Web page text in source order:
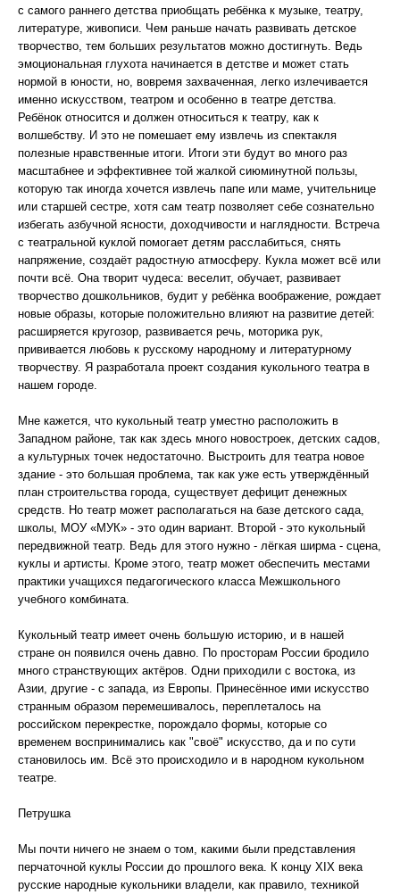
с самого раннего детства приобщать ребёнка к музыке, театру,
литературе, живописи. Чем раньше начать развивать детское
творчество, тем больших результатов можно достигнуть. Ведь
эмоциональная глухота начинается в детстве и может стать
нормой в юности, но, вовремя захваченная, легко излечивается
именно искусством, театром и особенно в театре детства.
Ребёнок относится и должен относиться к театру, как к
волшебству. И это не помешает ему извлечь из спектакля
полезные нравственные итоги. Итоги эти будут во много раз
масштабнее и эффективнее той жалкой сиюминутной пользы,
которую так иногда хочется извлечь папе или маме, учительнице
или старшей сестре, хотя сам театр позволяет себе сознательно
избегать азбучной ясности, доходчивости и наглядности. Встреча
с театральной куклой помогает детям расслабиться, снять
напряжение, создаёт радостную атмосферу. Кукла может всё или
почти всё. Она творит чудеса: веселит, обучает, развивает
творчество дошкольников, будит у ребёнка воображение, рождает
новые образы, которые положительно влияют на развитие детей:
расширяется кругозор, развивается речь, моторика рук,
прививается любовь к русскому народному и литературному
творчеству. Я разработала проект создания кукольного театра в
нашем городе.
Мне кажется, что кукольный театр уместно расположить в
Западном районе, так как здесь много новостроек, детских садов,
а культурных точек недостаточно. Выстроить для театра новое
здание - это большая проблема, так как уже есть утверждённый
план строительства города, существует дефицит денежных
средств. Но театр может располагаться на базе детского сада,
школы, МОУ «МУК» - это один вариант. Второй - это кукольный
передвижной театр. Ведь для этого нужно - лёгкая ширма - сцена,
куклы и артисты. Кроме этого, театр может обеспечить местами
практики учащихся педагогического класса Межшкольного
учебного комбината.
Кукольный театр имеет очень большую историю, и в нашей
стране он появился очень давно. По просторам России бродило
много странствующих актёров. Одни приходили с востока, из
Азии, другие - с запада, из Европы. Принесённое ими искусство
странным образом перемешивалось, переплеталось на
российском перекрестке, порождало формы, которые со
временем воспринимались как "своё" искусство, да и по сути
становилось им. Всё это происходило и в народном кукольном
театре.
Петрушка
Мы почти ничего не знаем о том, какими были представления
перчаточной куклы России до прошлого века. К концу XIX века
русские народные кукольники владели, как правило, техникой